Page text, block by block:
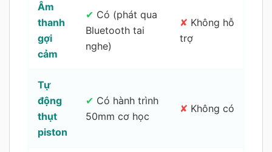
Âm
thanh
gợi
cảm
✔ Có (phát qua
Bluetooth tai
nghe)
✘ Không hỗ
trợ
Tự
động
thụt
piston
✔ Có hành trình
50mm cơ học
✘ Không có